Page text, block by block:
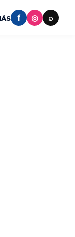
f ◎ ⌕